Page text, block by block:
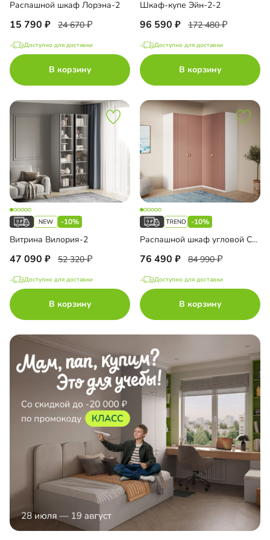
L Hettich
двери
Распашной шкаф Лорэна-2
15 790 24 670
Доступно для доставки
В корзину
Шкаф-купе Эйн-2-2
96 590 172 480
Доступно для доставки
В корзину
-10%
Витрина Вилория-2
47 090 52 320
Доступно для доставки
В корзину
-10%
Распашной шкаф угловой Санторини-500 Лайф
76 490 84 990
Доступно для доставки
В корзину